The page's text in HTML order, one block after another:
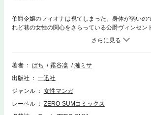
伯爵令嬢のフィオナは視てしまった。身体が弱いの
れど巷の女性の関心をさらっている公爵ヴィンセン
ノが大量にくっついているところを!! 黒い蛇やヒヨ
こ盛り。驚きのあまりやらかして、後日断罪パーテ
と覚悟して臨んだら、「もっとお話がしたいと思っ
しろ気に入られていた模様…？ そのうえ、ふれる
体質改善ラブファンタジー！【本商品は単話コンテ
本版と収録内容が異なる場合がございます。漫画内
著者 ばち 霧谷凜
漣ミサ
出版社
一迅社
ジャンル
女性マンガ
レーベル
ZERO-SUMコミックス